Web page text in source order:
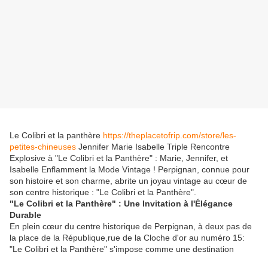
Le Colibri et la panthère https://theplacetofrip.com/store/les-
petites-chineuses Jennifer Marie Isabelle Triple Rencontre
Explosive à "Le Colibri et la Panthère" : Marie, Jennifer, et
Isabelle Enflamment la Mode Vintage ! Perpignan, connue pour
son histoire et son charme, abrite un joyau vintage au cœur de
son centre historique : "Le Colibri et la Panthère".
"Le Colibri et la Panthère" : Une Invitation à l'Élégance
Durable
En plein cœur du centre historique de Perpignan, à deux pas de
la place de la République,rue de la Cloche d'or au numéro 15:
"Le Colibri et la Panthère" s'impose comme une destination